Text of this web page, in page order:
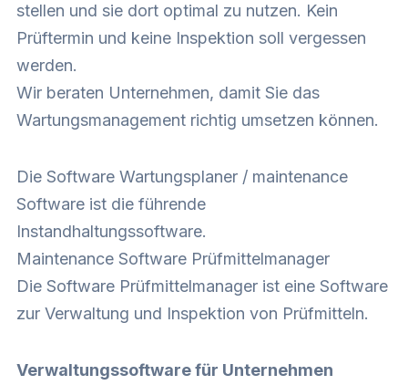
stellen und sie dort optimal zu nutzen. Kein
Prüftermin und keine Inspektion soll vergessen
werden.
Wir beraten Unternehmen, damit Sie das
Wartungsmanagement richtig umsetzen können.
Die Software Wartungsplaner / maintenance
Software ist die führende
Instandhaltungssoftware.
Maintenance Software Prüfmittelmanager
Die Software Prüfmittelmanager ist eine Software
zur Verwaltung und Inspektion von Prüfmitteln.
Verwaltungssoftware für Unternehmen